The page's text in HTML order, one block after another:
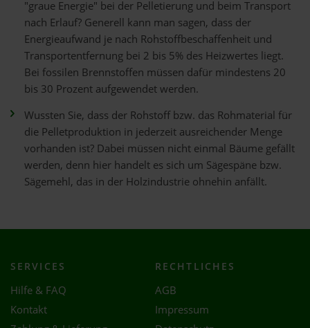
"graue Energie" bei der Pelletierung und beim Transport
nach Erlauf? Generell kann man sagen, dass der
Energieaufwand je nach Rohstoffbeschaffenheit und
Transportentfernung bei 2 bis 5% des Heizwertes liegt.
Bei fossilen Brennstoffen müssen dafür mindestens 20
bis 30 Prozent aufgewendet werden.
Wussten Sie, dass der Rohstoff bzw. das Rohmaterial für
die Pelletproduktion in jederzeit ausreichender Menge
vorhanden ist? Dabei müssen nicht einmal Bäume gefällt
werden, denn hier handelt es sich um Sägespäne bzw.
Sägemehl, das in der Holzindustrie ohnehin anfällt.
SERVICES
Hilfe & FAQ
Kontakt
RECHTLICHES
AGB
Impressum